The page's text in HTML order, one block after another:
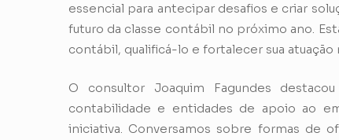
essencial para antecipar desafios e criar
futuro da classe contábil no próximo ano.
contábil, qualificá-lo e fortalecer sua atuação
O consultor Joaquim Fagundes
contabilidade e entidades de apoio ao
iniciativa. Conversamos sobre formas de